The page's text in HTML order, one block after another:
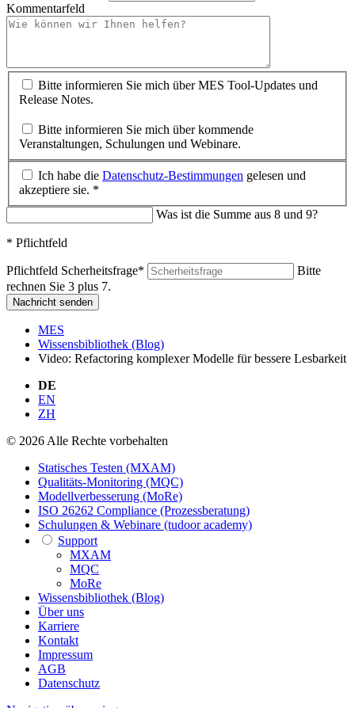
Kommentarfeld
Bitte informieren Sie mich über MES Tool-Updates und
Release Notes.
Bitte informieren Sie mich über kommende
Veranstaltungen, Schulungen und Webinare.
Ich habe die Datenschutz-Bestimmungen gelesen und
akzeptiere sie. *
Was ist die Summe aus 8 und 9?
* Pflichtfeld
Pflichtfeld Scherheitsfrage*
Bitte
rechnen Sie 3 plus 7.
Nachricht senden
MES
Wissensbibliothek (Blog)
Video: Refactoring komplexer Modelle für bessere Lesbarkeit
DE
EN
ZH
© 2026 Alle Rechte vorbehalten
Statisches Testen (MXAM)
Qualitäts-Monitoring (MQC)
Modellverbesserung (MoRe)
ISO 26262 Compliance (Prozessberatung)
Schulungen & Webinare (tudoor academy)
Support
MXAM
MQC
MoRe
Wissensbibliothek (Blog)
Über uns
Karriere
Kontakt
Impressum
AGB
Datenschutz